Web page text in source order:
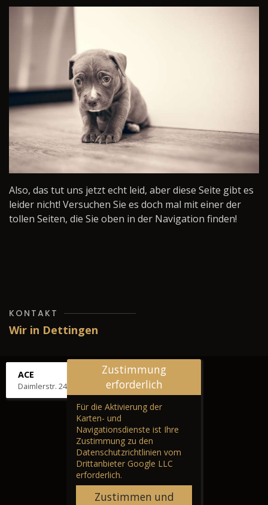
Also, das tut uns jetzt echt leid, aber diese Seite gibt es
leider nicht! Versuchen Sie es doch mal mit einer der
tollen Seiten, die Sie oben in der Navigation finden!
KONTAKT
Wir in Dettingen
ACE
Daimlerstr. 24, 72581 Dettingen
Zustimmung
erforderlich
Für die Aktivierung der
Karten- und
Navigationsdienste ist Ihre
Zustimmung zu den
Datenschutzrichtlinien vom
Drittanbieter Google LLC
erforderlich.
Zustimmen und